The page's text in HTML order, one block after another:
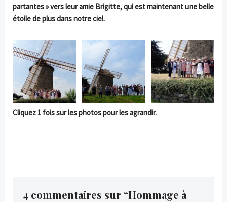
partantes » vers leur amie Brigitte, qui est maintenant une belle
étoile de plus dans notre ciel.
Cliquez 1 fois sur les photos pour les agrandir.
4 commentaires sur “Hommage à